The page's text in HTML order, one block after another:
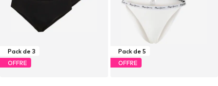
Pack de 3
OFFRE
Pack de 5
OFFRE